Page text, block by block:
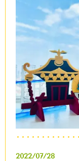
2022/07/28